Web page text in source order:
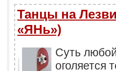
Танцы на
«ЯНь»)
Суть
оголяется